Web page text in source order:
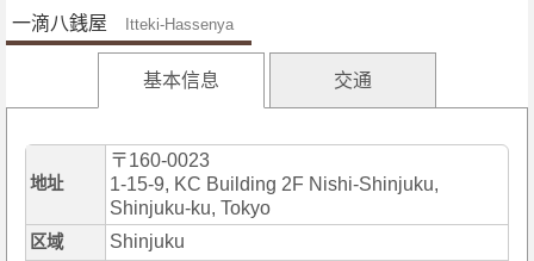
一滴八銭屋 Itteki-Hassenya
基本信息 交通
地址
〒160-0023
1-15-9, KC Building 2F Nishi-Shinjuku,
Shinjuku-ku, Tokyo
区域 Shinjuku